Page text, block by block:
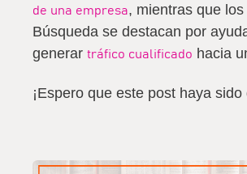
de una empresa, mientras que
Búsqueda se destacan por
generar tráfico cualificado hacia
¡Espero que este post haya